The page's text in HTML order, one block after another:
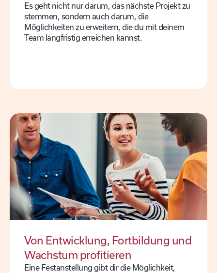
Es geht nicht nur darum, das nächste Projekt zu
stemmen, sondern auch darum, die
Möglichkeiten zu erweitern, die du mit deinem
Team langfristig erreichen kannst.
Von Entwicklung, Fortbildung und
Wachstum profitieren
Eine Festanstellung gibt dir die Möglichkeit,